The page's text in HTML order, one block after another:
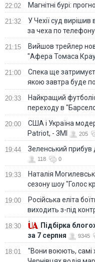
22:02 Магнітні бурі:
21:32
У Чехії суд
за чеха по телефону
21:15
Вийшов трейлер
"Афера Томаса
21:00
Спека ще
якою завтра буде
20:33
Найкращий
переходу в
20:00
США і Україна
Patriot, - ЗМІ
205
19:44 Зеленський прибув
118 0
19:33
Наталія
сезону шоу "Голос
19:00
Російська еліта
виходить з-під
18:30
Підбірка
за 7 серпня
9345
18:01
"Вони воюють, самі